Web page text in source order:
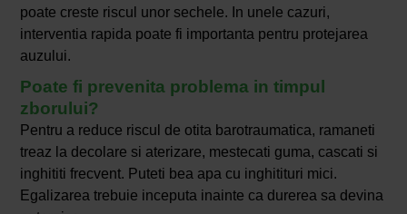
poate creste riscul unor sechele. In unele cazuri,
interventia rapida poate fi importanta pentru protejarea
auzului.
Poate fi prevenita problema in timpul
zborului?
Pentru a reduce riscul de otita barotraumatica, ramaneti
treaz la decolare si aterizare, mestecati guma, cascati si
inghititi frecvent. Puteti bea apa cu inghitituri mici.
Egalizarea trebuie inceputa inainte ca durerea sa devina